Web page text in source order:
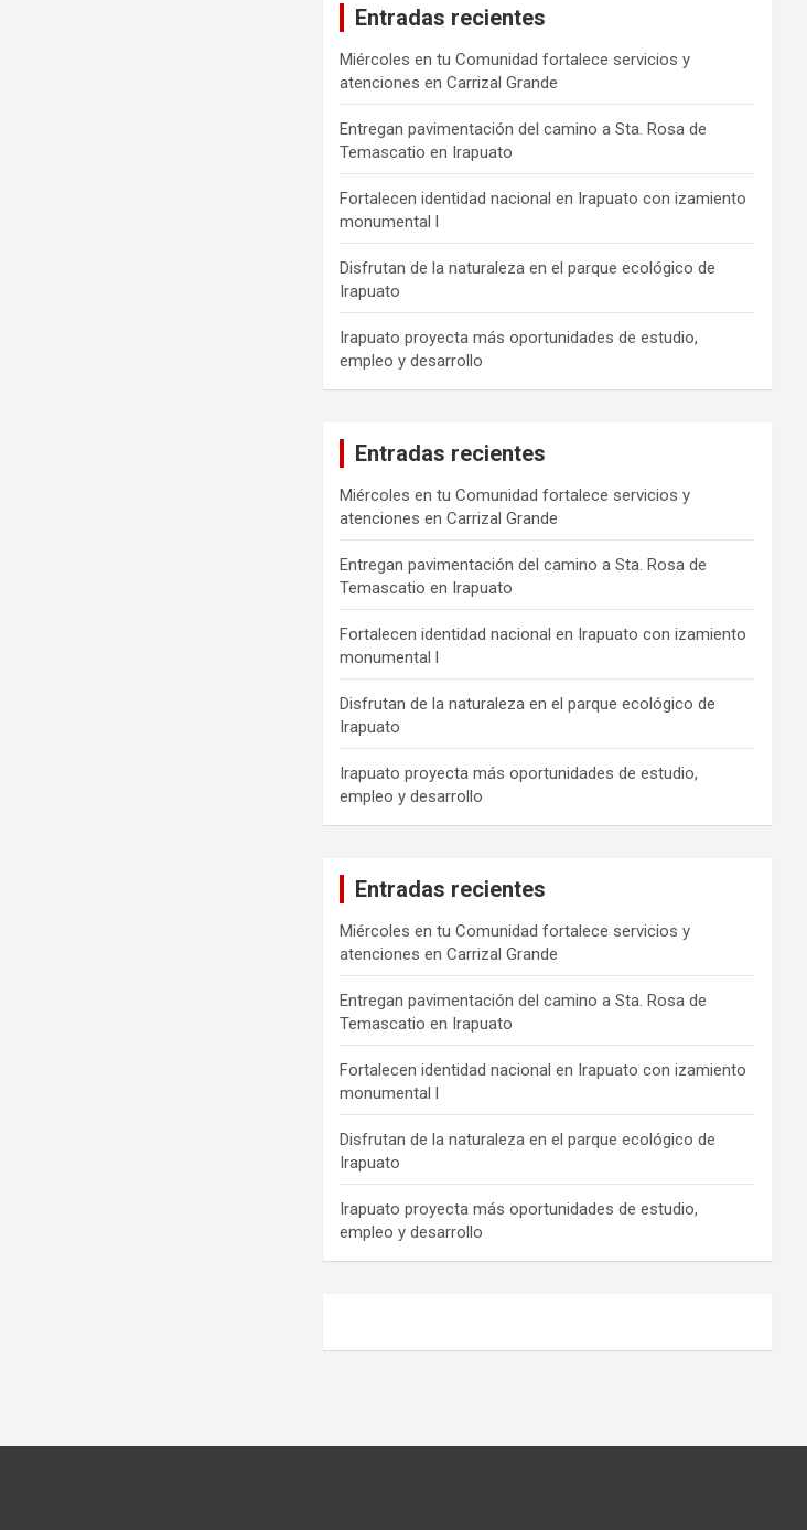
Entradas recientes
Miércoles en tu Comunidad fortalece servicios y
atenciones en Carrizal Grande
Entregan pavimentación del camino a Sta. Rosa de
Temascatio en Irapuato
Fortalecen identidad nacional en Irapuato con izamiento
monumental l
Disfrutan de la naturaleza en el parque ecológico de
Irapuato
Irapuato proyecta más oportunidades de estudio,
empleo y desarrollo
Entradas recientes
Miércoles en tu Comunidad fortalece servicios y
atenciones en Carrizal Grande
Entregan pavimentación del camino a Sta. Rosa de
Temascatio en Irapuato
Fortalecen identidad nacional en Irapuato con izamiento
monumental l
Disfrutan de la naturaleza en el parque ecológico de
Irapuato
Irapuato proyecta más oportunidades de estudio,
empleo y desarrollo
Entradas recientes
Miércoles en tu Comunidad fortalece servicios y
atenciones en Carrizal Grande
Entregan pavimentación del camino a Sta. Rosa de
Temascatio en Irapuato
Fortalecen identidad nacional en Irapuato con izamiento
monumental l
Disfrutan de la naturaleza en el parque ecológico de
Irapuato
Irapuato proyecta más oportunidades de estudio,
empleo y desarrollo